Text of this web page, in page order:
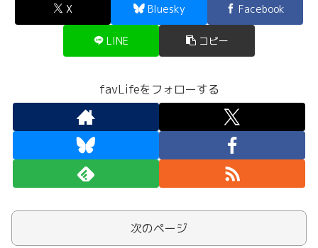
X Bluesky Facebook
LINE コピー
favLifeをフォローする
次のページ